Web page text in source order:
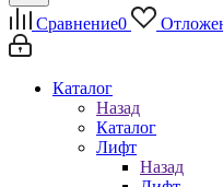
Сравнение0
Каталог
Назад
Каталог
Лифт
Назад